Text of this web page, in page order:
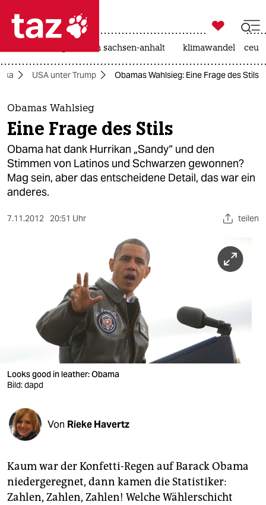
 taz zahl ich
taz zahl ich
themen
politik
öko
gesellschaft
kultur
wahrheit
verlag
shop
fragen & hilfe
unterstützen
abo

taz zahl ich
landtagswahl in sachsen-anhalt klimawandel ceuta
USA unter Trump Obamas Wahlsieg: Eine Frage des Stils
Obamas Wahlsieg
Eine Frage des Stils
Obama hat dank Hurrikan „Sandy“ und den
Stimmen von Latinos und Schwarzen gewonnen?
Mag sein, aber das entscheidene Detail, das war ein
anderes.
7.11.2012 20:51 Uhr teilen
Looks good in leather: Obama
Bild: dapd
Von Rieke Havertz
Kaum war der Konfetti-Regen auf Barack Obama
niedergeregnet, dann kamen die Statistiker:
Zahlen, Zahlen, Zahlen! Welche Wählerschicht